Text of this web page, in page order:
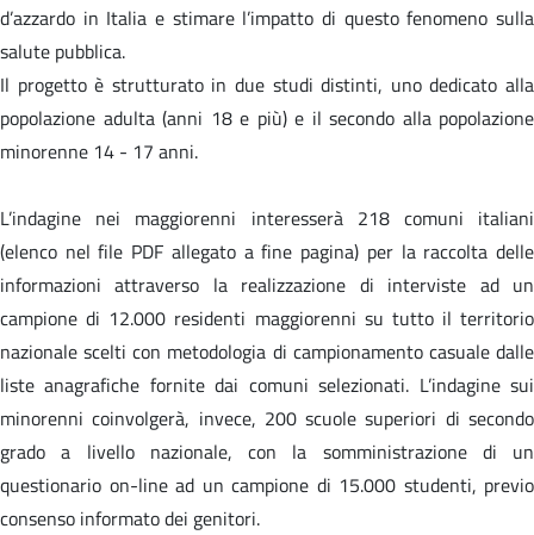
d’azzardo in Italia e stimare l’impatto di questo fenomeno sulla
salute pubblica.
Il progetto è strutturato in due studi distinti, uno dedicato alla
popolazione adulta (anni 18 e più) e il secondo alla popolazione
minorenne 14 - 17 anni.
L’indagine nei maggiorenni interesserà 218 comuni italiani
(elenco nel file PDF allegato a fine pagina) per la raccolta delle
informazioni attraverso la realizzazione di interviste ad un
campione di 12.000 residenti maggiorenni su tutto il territorio
nazionale scelti con metodologia di campionamento casuale dalle
liste anagrafiche fornite dai comuni selezionati. L’indagine sui
minorenni coinvolgerà, invece, 200 scuole superiori di secondo
grado a livello nazionale, con la somministrazione di un
questionario on-line ad un campione di 15.000 studenti, previo
consenso informato dei genitori.